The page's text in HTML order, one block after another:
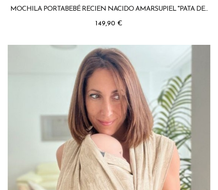
MOCHILA PORTABEBÉ RECIEN NACIDO AMARSUPIEL "PATA DE...
Precio
149,90 €